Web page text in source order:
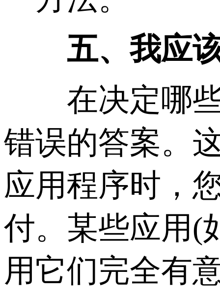
五、我应该
在决定哪些
错误的答案。
应用程序时，
付。某些应用(
用它们完全有